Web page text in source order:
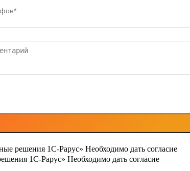
решения 1С-Рарус» Необходимо дать согласие
1С-Рарус» Необходимо дать согласие